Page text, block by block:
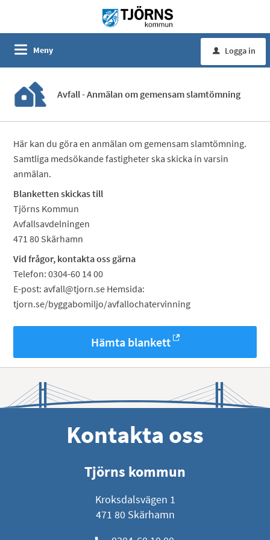
Meny u Logga in
Avfall - Anmälan om gemensam slamtömning
Här kan du göra en anmälan om gemensam slamtömning.
Samtliga medsökande fastigheter ska skicka in varsin
anmälan.
Blanketten skickas till
Tjörns Kommun
Avfallsavdelningen
471 80 Skärhamn
Vid frågor, kontakta oss gärna
Telefon: 0304-60 14 00
E-post: avfall@tjorn.se Hemsida:
tjorn.se/byggabomiljo/avfallochatervinning
Hämta blankett
Kontakta oss
Tjörns kommun
Kroksdalsvägen 1
471 80 Skärhamn